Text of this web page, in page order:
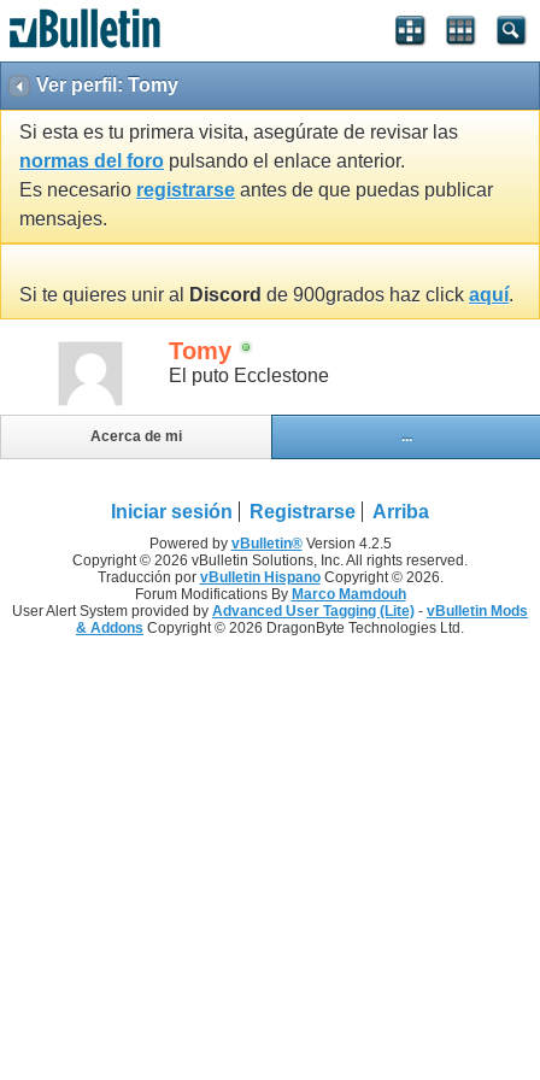
Ver perfil: Tomy
Si esta es tu primera visita, asegúrate de revisar las
normas del foro pulsando el enlace anterior.
Es necesario registrarse antes de que puedas publicar
mensajes.
Si te quieres unir al Discord de 900grados haz click aquí.
Tomy
El puto Ecclestone
Acerca de mi ...
Iniciar sesión Registrarse Arriba
Powered by vBulletin®Version 4.2.5
Copyright © 2026 vBulletin Solutions, Inc. All rights reserved.
Traducción por vBulletin HispanoCopyright © 2026.
Forum Modifications By Marco Mamdouh
User Alert System provided by Advanced User Tagging (Lite) - vBulletin Mods
& Addons Copyright © 2026 DragonByte Technologies Ltd.